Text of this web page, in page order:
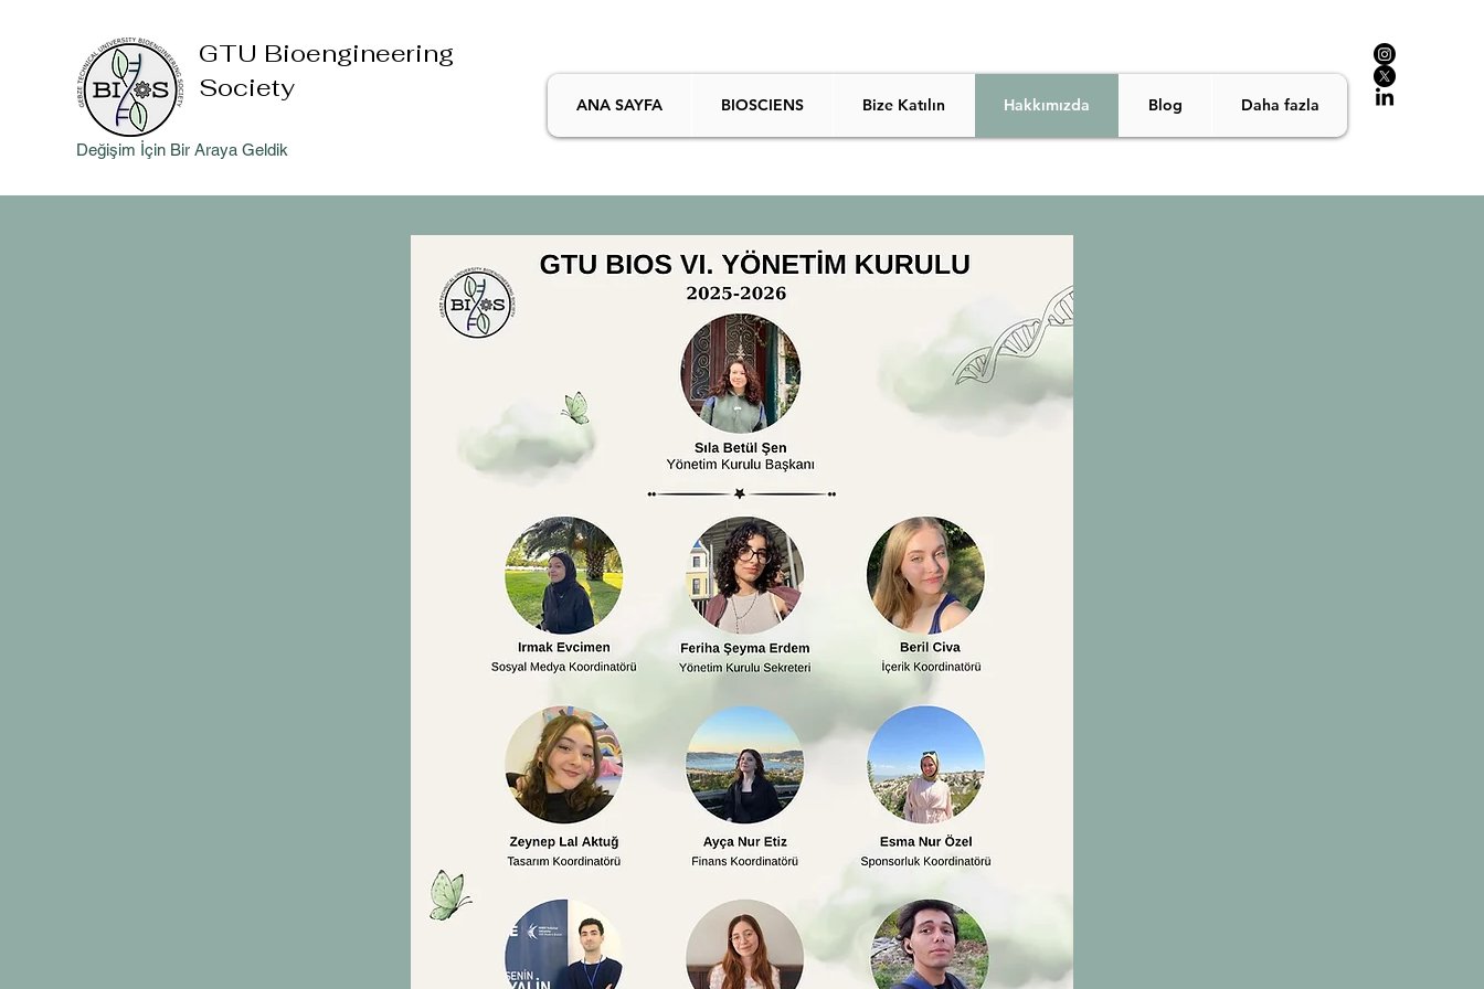
GTU Bioengineering
Society
Değişim İçin Bir Araya Geldik
ANA SAYFA BIOSCIENS Bize Katılın Hakkımızda Blog Daha fazla